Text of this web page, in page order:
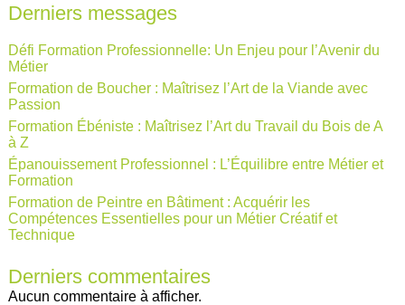
Derniers messages
Défi Formation Professionnelle: Un Enjeu pour l’Avenir du
Métier
Formation de Boucher : Maîtrisez l’Art de la Viande avec
Passion
Formation Ébéniste : Maîtrisez l’Art du Travail du Bois de A
à Z
Épanouissement Professionnel : L’Équilibre entre Métier et
Formation
Formation de Peintre en Bâtiment : Acquérir les
Compétences Essentielles pour un Métier Créatif et
Technique
Derniers commentaires
Aucun commentaire à afficher.